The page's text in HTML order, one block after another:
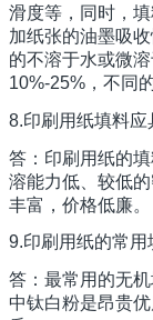
滑度等，同时，
加纸张的油墨吸
的不溶于水或微
10%-25%，不同
8.印刷用纸填料
答：印刷用纸的
溶能力低、较低
丰富，价格低廉。
9.印刷用纸的常用
答：最常用的无
中钛白粉是昂贵